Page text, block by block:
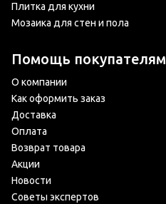
Плитка для кухни
Мозаика для стен и пола
Помощь покупателям
О компании
Как оформить заказ
Доставка
Оплата
Возврат товара
Акции
Новости
Советы экспертов